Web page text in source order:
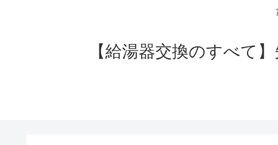
【給湯器交換のすべて